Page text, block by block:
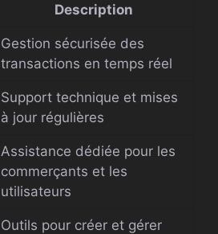
Description
Gestion sécurisée des
transactions en temps réel
Support technique et mises
à jour régulières
Assistance dédiée pour les
commerçants et les
utilisateurs
Outils pour créer et gérer